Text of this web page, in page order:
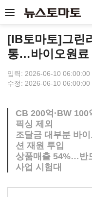
[IB토마토]그린
통…바이오원료
입력: 2026-06-10 06:00:00
수정: 2026-06-10 06:00:00
CB 200억·BW
픽싱 제외
조달금 대부분 바
션 재원 투입
상품매출 54%…반
사업 시험대